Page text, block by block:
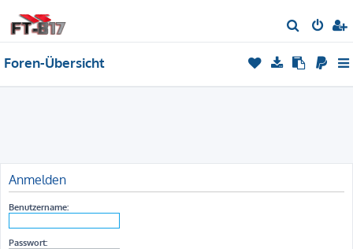
u
c
Foren-Übersicht
Anmelden
Benutzername:
Passwort: